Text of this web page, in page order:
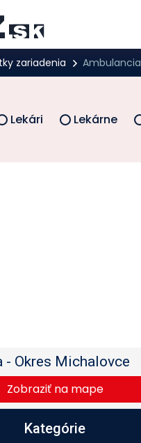
zariadenia Ambulancia
Lekári Lekárne
- Okres Michalovce
Zobraziť na mape
Kategórie